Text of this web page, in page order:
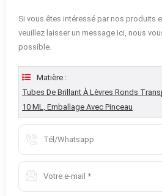
Si vous êtes intéressé par nos produits
veuillez laisser un message ici, nous
possible.
Matière :
Tubes De Brillant À Lèvres Ronds
10 ML, Emballage Avec Pinceau